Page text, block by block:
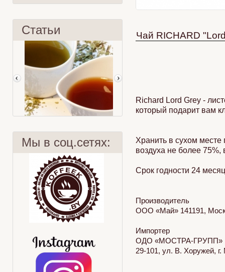
Статьи
Чай и кровь
Мы в соц.сетях:
Чай RICHARD
Richard Lord Grey -
который подарит вам
Хранить в сухом
воздуха не более
Срок годности 24
Производитель
ООО «Май» 141191,
Импортер
ОДО «МОСТРА-ГРУПП»
29-101, ул. В. Хоружей,